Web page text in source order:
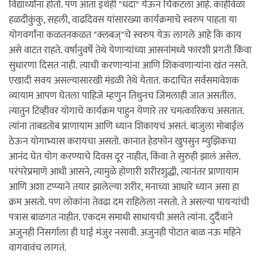
विद्यार्थ्यांना होतो. पण आता इथेही "धंदा" येऊन चिकटला आहे. काहीवेळा
हळदीकुंकु, सहली, वाढदिवस यांसारख्या कार्यक्रमाचे स्वरुप पाहता या
योगवर्गांना कळतनकळत "क्लबज्"चे स्वरुप येऊ लागले आहे कि काय
असे वाटत राहते. वर्षानुवर्षे तेथे येणार्‍यांच्या आसनांमध्ये फारशी प्रगती किंवा
सुधारणा दिसत नाही. त्याची करणार्‍यांना आणि शिकवणार्‍यांना खंत नसते.
एखादी सवय असल्यासारखी मंडळी तेथे येतात. कदाचित सर्वसमावेशक
व्यायाम आपण घेतला पाहिजे म्हणुन तिथुनच जिमलाही जात असतील.
त्यातुन टिव्हीवर योगाचे कार्यक्रम पाहुन येणारे तर चमत्कारिकच असतात.
त्यांना ताबडतोब प्राणायाम आणि ध्यान शिकायचं असतं. बाजुला मोबाईल
ठेऊन योगाभ्यास करायचा असतो. कानात हेडफोन खुपसुन म्युझिकचा
आनंद घेत योग करण्याचे दिवस दूर नाहीत, किंवा ते सुरुही झालं असेल.
परंपरेप्रमाणे आधी आसने, त्यामुळे होणारी शरीरशुद्धी, त्यानंतर प्राणायाम
आणि अशा टप्प्याने तयार झालेल्या शरीर, मनाच्या आधारे ध्यान असा हा
क्रम असतो. पण लोकांना तेवढा दम राहिलेला नसतो. ते असल्या पायर्‍यांची
पत्रास बाळगत नाहीत. एकदम समाधी साधायची असते त्यांना. दुर्दैवाने
अजुनही निसर्गाला ही घाई मंजुर नसावी. अजुनही पोटात बाळ नऊ महिने
वागवावंच लागतं.